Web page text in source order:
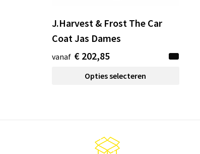
J.Harvest & Frost The Car
Coat Jas Dames
vanaf € 202,85
Opties selecteren